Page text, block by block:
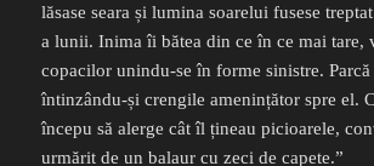
lăsase seara și lumina soarelui fusese
a lunii. Inima îi bătea din ce în ce mai tare,
copacilor unindu-se în forme sinistre. Parcă
întinzându-și crengile amenințător spre el.
începu să alerge cât îl țineau picioarele,
urmărit de un balaur cu zeci de capete.”